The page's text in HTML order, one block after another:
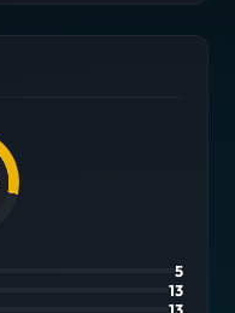
5
13
13